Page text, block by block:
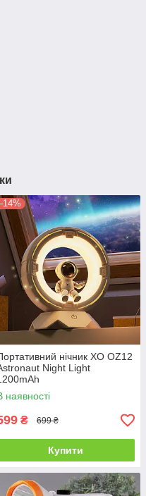
нічник XO OZ12
Night Light
наявності
₴ 699 ₴
Купити